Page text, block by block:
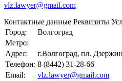
vlz.lawyer@gmail.com
Контактные данные Реквизиты
Город:
Волгоград
Метро:
Адрес:
г.Волгоград, пл.
Телефон: 8 (8442) 31-28-66
Email:
vlz.lawyer@gmail.com